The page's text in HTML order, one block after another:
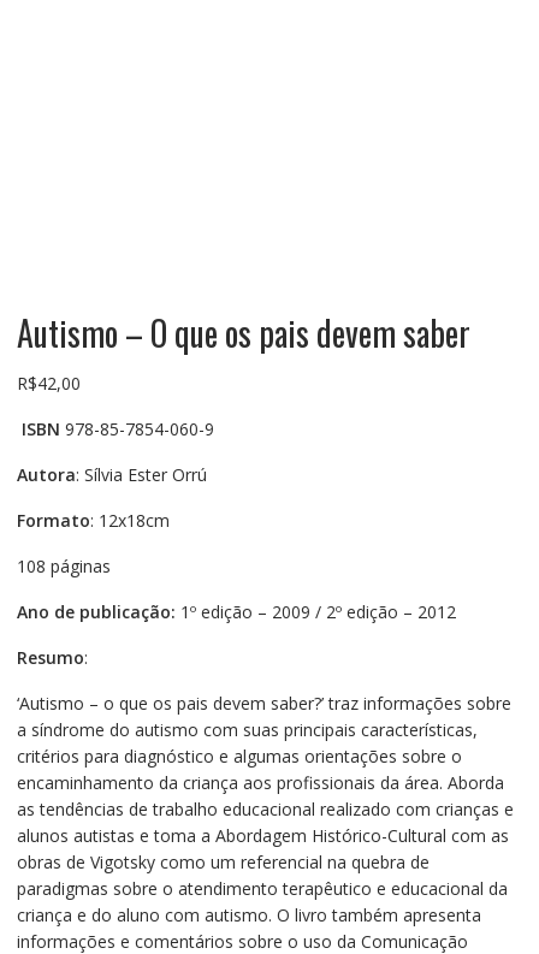
Autismo – O que os pais devem saber
R$42,00
ISBN 978-85-7854-060-9
Autora: Sílvia Ester Orrú
Formato: 12x18cm
108 páginas
Ano de publicação: 1º edição – 2009 / 2º edição – 2012
Resumo:
‘Autismo – o que os pais devem saber?’ traz informações sobre
a síndrome do autismo com suas principais características,
critérios para diagnóstico e algumas orientações sobre o
encaminhamento da criança aos profissionais da área. Aborda
as tendências de trabalho educacional realizado com crianças e
alunos autistas e toma a Abordagem Histórico-Cultural com as
obras de Vigotsky como um referencial na quebra de
paradigmas sobre o atendimento terapêutico e educacional da
criança e do aluno com autismo. O livro também apresenta
informações e comentários sobre o uso da Comunicação